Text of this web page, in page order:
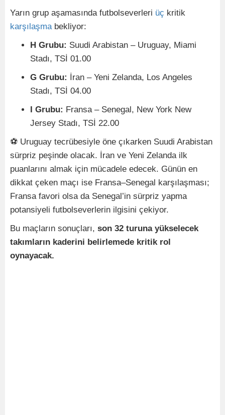
Yarın grup aşamasında futbolseverleri üç kritik
karşılaşma bekliyor:
H Grubu: Suudi Arabistan – Uruguay, Miami
Stadı, TSİ 01.00
G Grubu: İran – Yeni Zelanda, Los Angeles
Stadı, TSİ 04.00
I Grubu: Fransa – Senegal, New York New
Jersey Stadı, TSİ 22.00
⚽ Uruguay tecrübesiyle öne çıkarken Suudi Arabistan
sürpriz peşinde olacak. İran ve Yeni Zelanda ilk
puanlarını almak için mücadele edecek. Günün en
dikkat çeken maçı ise Fransa–Senegal karşılaşması;
Fransa favori olsa da Senegal’in sürpriz yapma
potansiyeli futbolseverlerin ilgisini çekiyor.
Bu maçların sonuçları, son 32 turuna yükselecek
takımların kaderini belirlemede kritik rol
oynayacak.